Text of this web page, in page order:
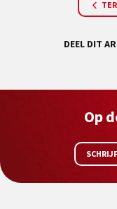
DEEL DIT
Op